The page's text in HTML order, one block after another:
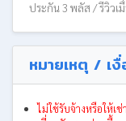
ประกัน 3 พลัส / รีวิวเ
หมายเหตุ / เงื่
ไม่ใช้รับจ้างหรือให้